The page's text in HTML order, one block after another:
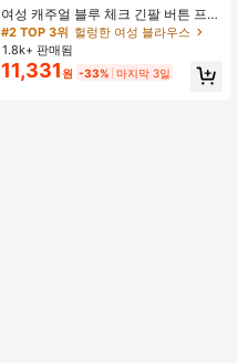
여성 캐주얼 블루 체크 긴팔 버튼 프론
트 폴리에스터 셔츠, 레귤러 핏, 봄 의
류, 편안한 스타일
#2 TOP 3위 헐렁한 여성 블라우스
1.8k+ 판매됨
11,331 원 -33% 마지막 3일